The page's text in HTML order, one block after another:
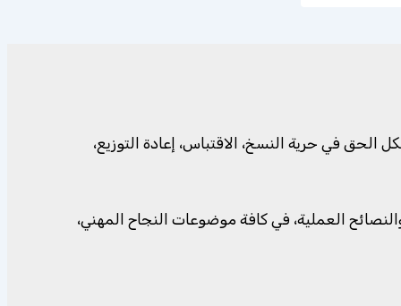
في حرية النسخ، الاقتباس، إعادة التوزيع،
الأقوال، والنصائح العملية، في كافة موضوعات النجاح المهني،